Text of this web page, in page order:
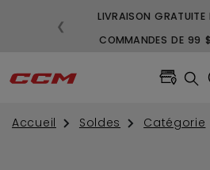
LIVRAISON GRATUITE
COMMANDES DE 99
❮
Accueil Soldes Catégorie